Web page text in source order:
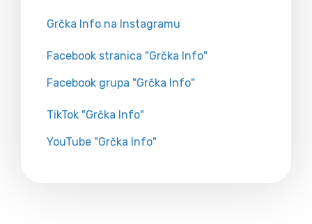
Grčka Info na Instagramu
Facebook stranica "Grčka Info"
Facebook grupa "Grčka Info"
TikTok "Grčka Info"
YouTube "Grčka Info"